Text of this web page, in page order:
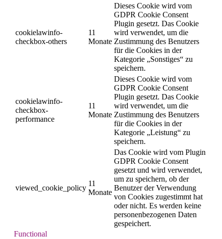
cookielawinfo-
checkbox-others
11
Monate
Dieses Cookie wird vom
GDPR Cookie Consent
Plugin gesetzt. Das Cookie
wird verwendet, um die
Zustimmung des Benutzers
für die Cookies in der
Kategorie „Sonstiges“ zu
speichern.
cookielawinfo-
checkbox-
performance
11
Monate
Dieses Cookie wird vom
GDPR Cookie Consent
Plugin gesetzt. Das Cookie
wird verwendet, um die
Zustimmung des Benutzers
für die Cookies in der
Kategorie „Leistung“ zu
speichern.
viewed_cookie_policy
11
Monate
Das Cookie wird vom Plugin
GDPR Cookie Consent
gesetzt und wird verwendet,
um zu speichern, ob der
Benutzer der Verwendung
von Cookies zugestimmt hat
oder nicht. Es werden keine
personenbezogenen Daten
gespeichert.
Functional